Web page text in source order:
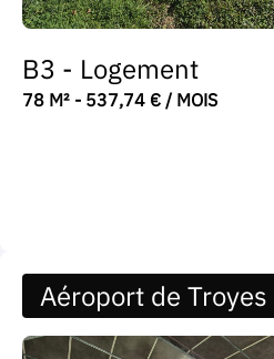
B3 - Logement
78 M² - 537,74 € / MOIS
Aéroport de